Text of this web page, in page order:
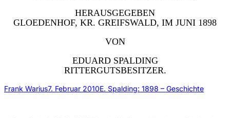
HERAUSGEGEBEN
GLOEDENHOF, KR. GREIFSWALD, IM JUNI 1898
VON
EDUARD SPALDING
RITTERGUTSBESITZER.
Frank Warius7. Februar 2010E. Spalding: 1898 – Geschichte